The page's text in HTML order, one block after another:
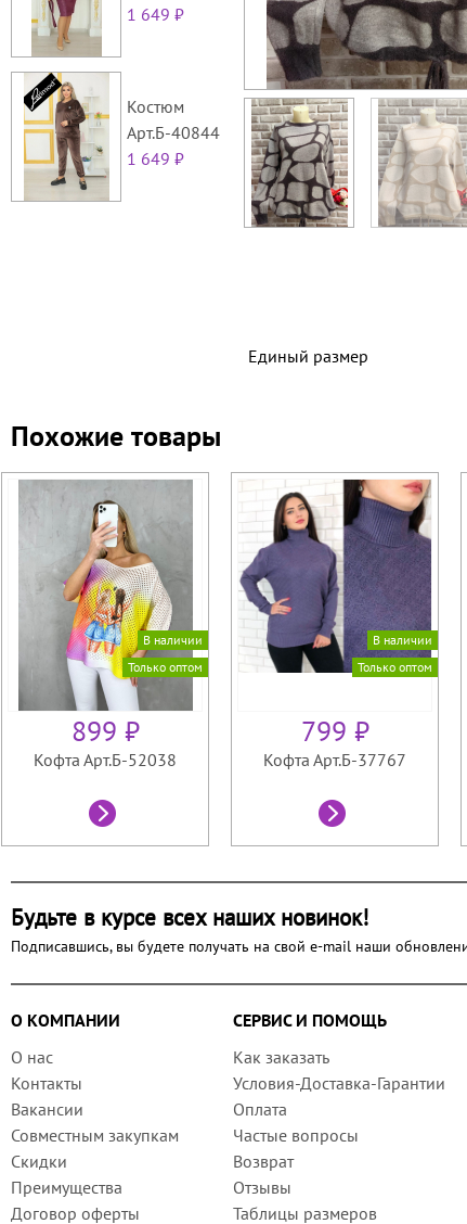
1 649 ₽
Костюм
Арт.Б-40844
1 649 ₽
Единый размер
Похожие товары
В наличии
Только оптом
899 ₽
Кофта Арт.Б-52038
В наличии
Только оптом
799 ₽
Кофта Арт.Б-37767
Будьте в курсе всех наших новинок!
Подписавшись, вы будете получать на свой e-mail наши
О КОМПАНИИ
СЕРВИС И ПОМОЩЬ
О нас
Контакты
Вакансии
Совместным закупкам
Скидки
Преимущества
Договор оферты
Как заказать
Условия-Доставка-Гарантии
Оплата
Частые вопросы
Возврат
Отзывы
Таблицы размеров